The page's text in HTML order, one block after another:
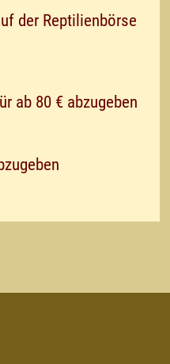
der Reptilienbörse
ab 80 € abzugeben